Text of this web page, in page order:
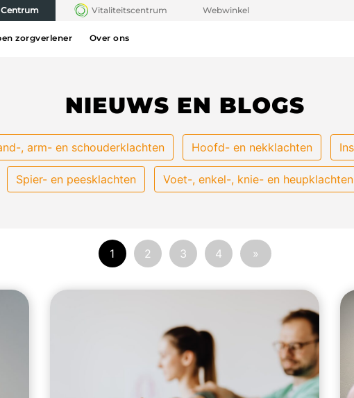
Centrum Vitaliteitscentrum Webwinkel
zorgverlener Over ons
NIEUWS EN BLOGS
, arm- en schouderklachten Hoofd- en nekklachten
Spier- en peesklachten Voet-, enkel-, knie- en heupklachten
1 2 3 4 »